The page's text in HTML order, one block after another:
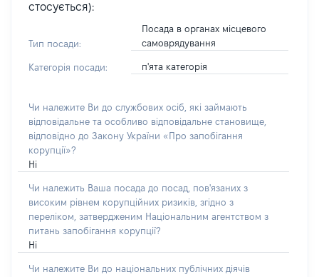
стосується):
Тип посади:
Посада в органах місцевого
самоврядування
Категорія посади: п'ята категорія
Чи належите Ви до службових осіб, які займають
відповідальне та особливо відповідальне становище,
відповідно до Закону України «Про запобігання
корупції»?
Ні
Чи належить Ваша посада до посад, пов'язаних з
високим рівнем корупційних ризиків, згідно з
переліком, затвердженим Національним агентством з
питань запобігання корупції?
Ні
Чи належите Ви до національних публічних діячів